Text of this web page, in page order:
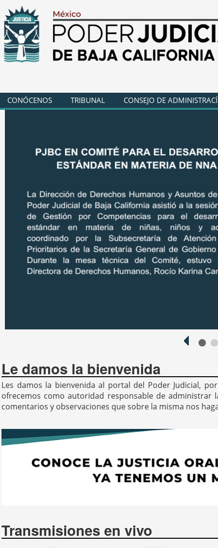
CONÓCENOS TRIBUNAL CONSEJO DE
Le damos la bienvenida
Les damos la bienvenida al portal del Poder Judicial,
ofrecemos como autoridad responsable de administrar
comentarios y observaciones que sobre la misma nos
Transmisiones en vivo